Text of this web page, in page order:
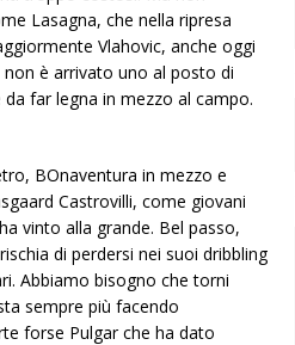
Lasagna, che nella ripresa
Vlahovic, anche oggi
è arrivato uno al posto di
far legna in mezzo al campo.
BOnaventura in mezzo e
Castrovilli, come giovani
vinto alla grande. Bel passo,
di perdersi nei suoi dribbling
Abbiamo bisogno che torni
sempre più facendo
forse Pulgar che ha dato